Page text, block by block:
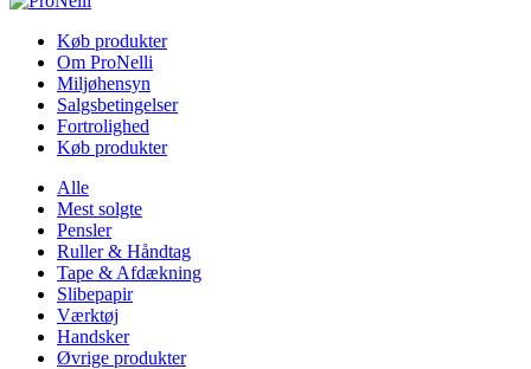
Køb produkter
Om ProNelli
Miljøhensyn
Salgsbetingelser
Fortrolighed
Køb produkter
Alle
Mest solgte
Pensler
Ruller & Håndtag
Tape & Afdækning
Slibepapir
Værktøj
Handsker
Øvrige produkter